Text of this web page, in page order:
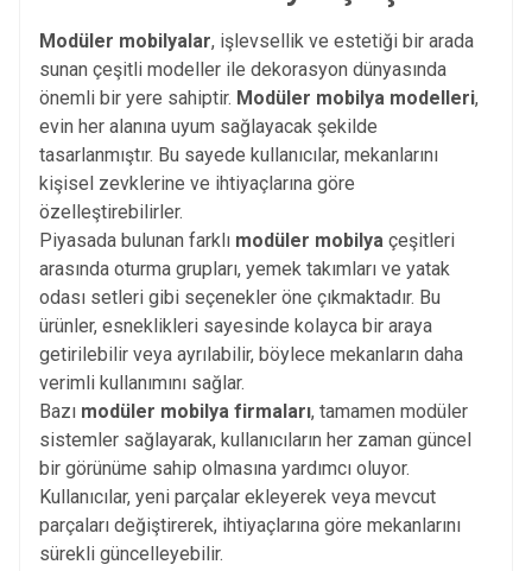
Modüler mobilyalar, işlevsellik ve estetiği bir arada
sunan çeşitli modeller ile dekorasyon dünyasında
önemli bir yere sahiptir. Modüler mobilya modelleri,
evin her alanına uyum sağlayacak şekilde
tasarlanmıştır. Bu sayede kullanıcılar, mekanlarını
kişisel zevklerine ve ihtiyaçlarına göre
özelleştirebilirler.
Piyasada bulunan farklı modüler mobilya çeşitleri
arasında oturma grupları, yemek takımları ve yatak
odası setleri gibi seçenekler öne çıkmaktadır. Bu
ürünler, esneklikleri sayesinde kolayca bir araya
getirilebilir veya ayrılabilir, böylece mekanların daha
verimli kullanımını sağlar.
Bazı modüler mobilya firmaları, tamamen modüler
sistemler sağlayarak, kullanıcıların her zaman güncel
bir görünüme sahip olmasına yardımcı oluyor.
Kullanıcılar, yeni parçalar ekleyerek veya mevcut
parçaları değiştirerek, ihtiyaçlarına göre mekanlarını
sürekli güncelleyebilir.